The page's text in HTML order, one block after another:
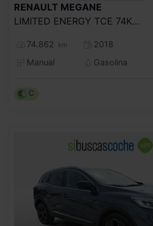
RENAULT MEGANE
LIMITED ENERGY TCE 74KW (100CV)
74.862 km
2018
Manual
Gasolina
C